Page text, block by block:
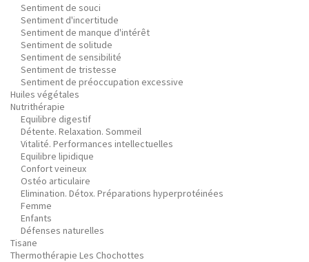
Sentiment de souci
Sentiment d'incertitude
Sentiment de manque d'intérêt
Sentiment de solitude
Sentiment de sensibilité
Sentiment de tristesse
Sentiment de préoccupation excessive
Huiles végétales
Nutrithérapie
Equilibre digestif
Détente. Relaxation. Sommeil
Vitalité. Performances intellectuelles
Equilibre lipidique
Confort veineux
Ostéo articulaire
Elimination. Détox. Préparations hyperprotéinées
Femme
Enfants
Défenses naturelles
Tisane
Thermothérapie Les Chochottes